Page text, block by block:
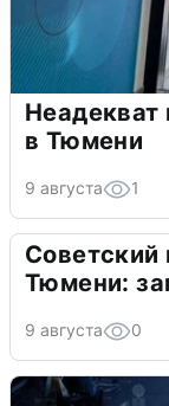
Неадекват
в Тюмени
9 августа 1
Советский
Тюмени:
9 августа 0